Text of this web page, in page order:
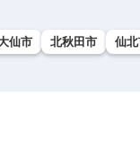
仙市 北秋田市 仙